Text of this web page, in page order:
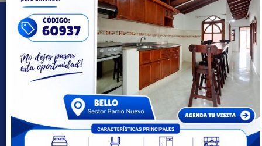
Tipo de inmueble
Todas las ciudades